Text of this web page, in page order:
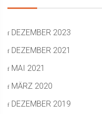
DEZEMBER 2023
DEZEMBER 2021
MAI 2021
MÄRZ 2020
DEZEMBER 2019